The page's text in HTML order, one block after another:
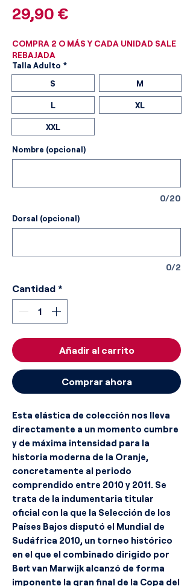
29,90 €
COMPRA 2 O MÁS Y CADA UNIDAD SALE
REBAJADA
Talla Adulto *
S M
L XL
XXL
Nombre (opcional)
0/20
Dorsal (opcional)
0/2
Cantidad *
Añadir al carrito
Comprar ahora
Esta elástica de colección nos lleva
directamente a un momento cumbre
y de máxima intensidad para la
historia moderna de la Oranje,
concretamente al periodo
comprendido entre 2010 y 2011. Se
trata de la indumentaria titular
oficial con la que la Selección de los
Países Bajos disputó el Mundial de
Sudáfrica 2010, un torneo histórico
en el que el combinado dirigido por
Bert van Marwijk alcanzó de forma
imponente la gran final de la Copa del